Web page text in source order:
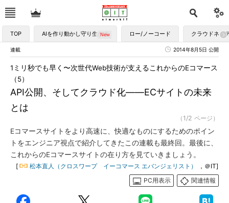
TOP AIを作り動かし守り生かす ロー/ノーコード クラウドネイ
連載 2014年8月5日 公開
API公開、そしてクラウド化――ECサイトの未来
とは
1ミリ秒でも早く〜次世代Web技術が支えるこれからのEコマース
（5）
（1/2 ページ）
Eコマースサイトをより高速に、快適なものにするためのポイン
トをエンジニア視点で紹介してきたこの連載も最終回。最後に、
これからのEコマースサイトの在り方を見ていきましょう。
[ 松本直人（クロスワープ イーコマース エバンジェリスト）
，＠IT]
PC用表示
関連情報